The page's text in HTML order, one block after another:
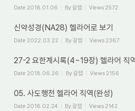
Date 2018.01.06 By갈렙 Views 2572
신약성경(NA28) 헬라어로 보기
Date 2022.03.22 By갈렙 Views 2367
27-2 요한계시록(4~19장) 헬라어 직
Date 2018.06.26 By갈렙 Views 2156
05. 사도행전 헬라어 직역(완성)
Date 2018.02.24 By갈렙 Views 2142